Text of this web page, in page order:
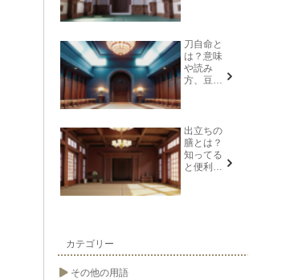
説
刀自命と
は？意味
や読み
方、豆知
出立ちの
膳とは？
知ってる
と便利な
カテゴリー
その他の用語